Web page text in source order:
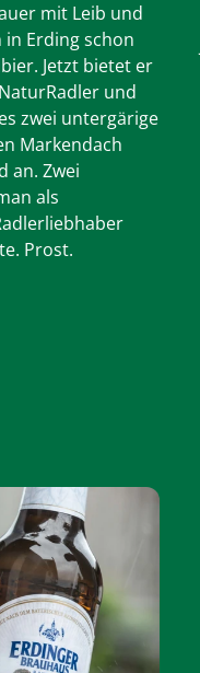
mit Leib und
Erding schon
Jetzt bietet er
und
zwei untergärige
Markendach
an. Zwei
als
Prost.